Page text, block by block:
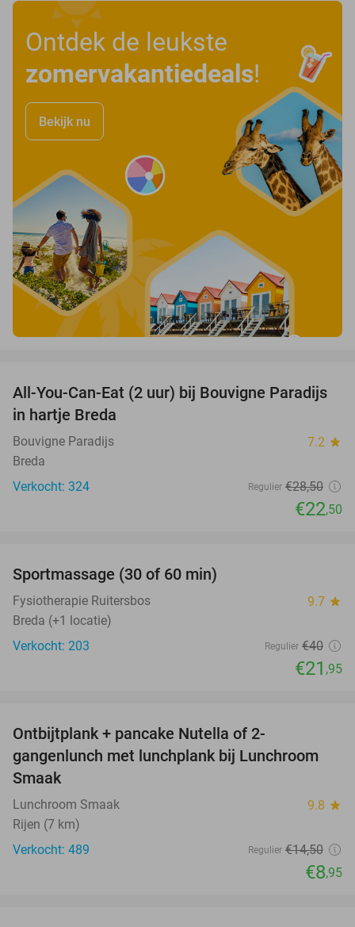
Ontdek de leukste
zomervakantiedeals!
Bekijk nu
21%
All-You-Can-Eat (2 uur) bij Bouvigne Paradijs
in hartje Breda
Bouvigne Paradijs 7.2 star
Breda
Verkocht: 324
Regulier €28,50
€22,50
Sportmassage (30 of 60 min)
Fysiotherapie Ruitersbos 9.7 star
Breda (+1 locatie)
Verkocht: 203
Regulier €40
€21 ,95
Ontbijtplank + pancake Nutella of 2-
gangenlunch met lunchplank bij Lunchroom
Smaak
Lunchroom Smaak 9.8 star
Rijen (7 km)
Verkocht: 489
Regulier €14,50
€8,95